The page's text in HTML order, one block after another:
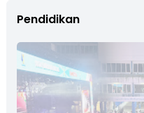
Pendidikan